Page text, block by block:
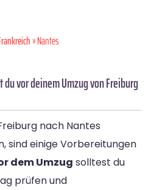
» Nantes
vor deinem Umzug von Freiburg
nach Nantes
sind einige Vorbereitungen
dem Umzug solltest du
prüfen und